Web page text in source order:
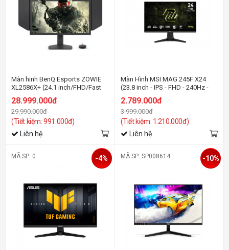
Màn hinh BenQ Esports ZOWIE
XL2586X+ (24.1 inch/FHD/Fast
TN/600Hz/DyAc™2)
28.999.000đ
29.990.000đ
(Tiết kiệm: 991.000đ)
Liên hệ
Màn Hình MSI MAG 245F X24
(23.8 inch - IPS - FHD - 240Hz -
0.5ms)
2.789.000đ
3.999.000đ
(Tiết kiệm: 1.210.000đ)
Liên hệ
MÃ SP: 0 -4% MÃ SP: SP008614 -10%